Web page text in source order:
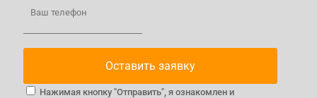
Ваш телефон
Нажимая кнопку "Отправить", я ознакомлен и